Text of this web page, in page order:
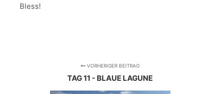
Bless!
VORHERIGER BEITRAG
TAG 11 - BLAUE LAGUNE